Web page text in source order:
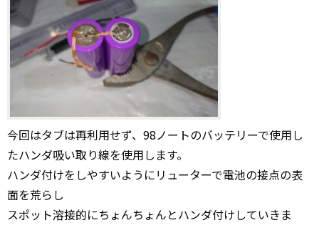
今回はタブは再利用せず、98ノートのバッテリーで使用し
たハンダ吸い取り線を使用します。
ハンダ付けをしやすいようにリューターで電池の接点の表
面を荒らし
スポット溶接的にちょんちょんとハンダ付けしていきま